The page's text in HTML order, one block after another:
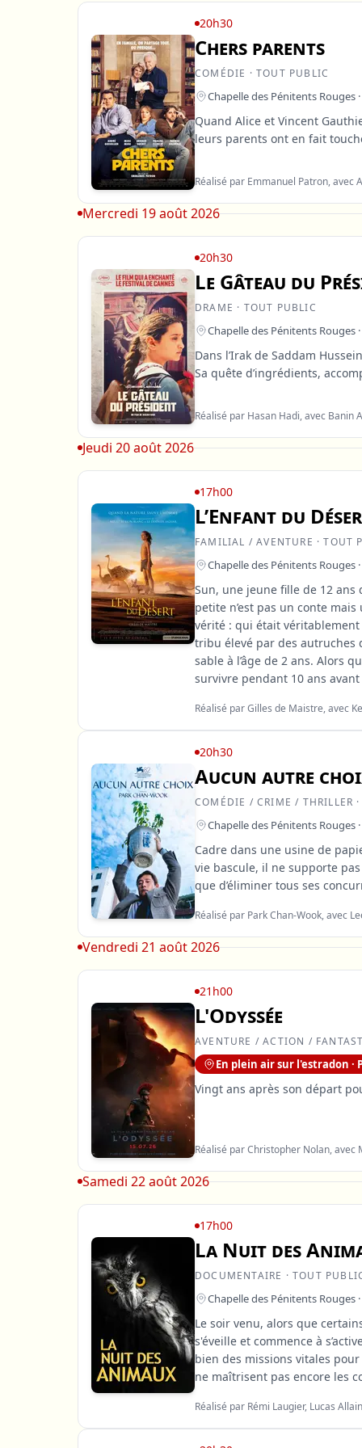
20h30
Chers parents
COMÉDIE · TOUT PUBLIC
Chapelle des Pénitents Rouges
Quand Alice et Vincent
leurs parents ont en fait
Réalisé par Emmanuel Patron, avec
Mercredi 19 août 2026
20h30
Le Gâteau du
DRAME · TOUT PUBLIC
Chapelle des Pénitents Rouges
Dans l’Irak de Saddam
Sa quête d’ingrédients,
Réalisé par Hasan Hadi, avec Banin
Jeudi 20 août 2026
17h00
L’Enfant du
FAMILIAL / AVENTURE · TOUT
Chapelle des Pénitents Rouges
Sun, une jeune fille de 12 ans
petite n’est pas un conte
vérité : qui était véritablement
tribu élevé par des autruches
sable à l’âge de 2 ans. Alors
survivre pendant 10 ans
Réalisé par Gilles de Maistre, avec
20h30
Aucun autre
COMÉDIE / CRIME / THRILLER
Chapelle des Pénitents Rouges
Cadre dans une usine de
vie bascule, il ne supporte
que d’éliminer tous ses
Réalisé par Park Chan-Wook, avec
Vendredi 21 août 2026
21h00
L'Odyssée
AVENTURE / ACTION /
En plein air sur l'estradon ·
Vingt ans après son départ
Réalisé par Christopher Nolan, avec
Samedi 22 août 2026
17h00
La Nuit des
DOCUMENTAIRE · TOUT
Chapelle des Pénitents Rouges
Le soir venu, alors que
s'éveille et commence à
bien des missions vitales
ne maîtrisent pas encore les
Réalisé par Rémi Laugier, Lucas Allain